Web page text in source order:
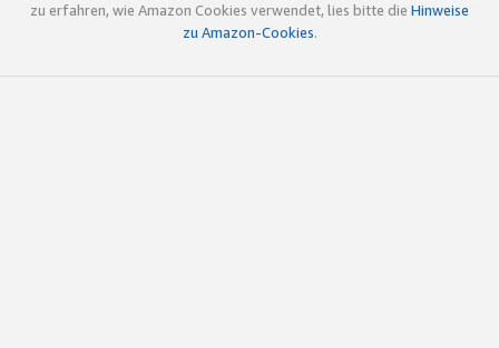
zu erfahren, wie Amazon Cookies verwendet, lies bitte die Hinweise
zu Amazon-Cookies.